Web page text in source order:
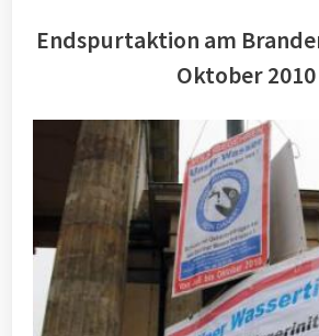
Endspurtaktion am
Oktober 2010